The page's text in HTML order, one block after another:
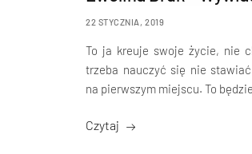
22 STYCZNIA, 2019
To ja kreuje swoje życie, nie
trzeba nauczyć się nie
na pierwszym miejscu. To
Czytaj